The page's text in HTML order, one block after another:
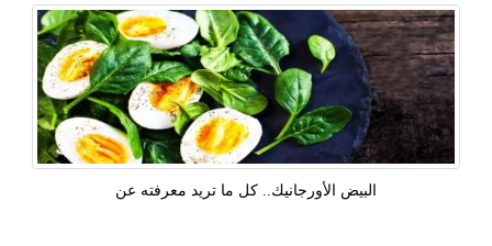
البيض الأورجانيك.. كل ما تريد معرفته عن